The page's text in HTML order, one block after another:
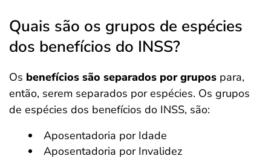
Quais são os grupos de espécies
dos benefícios do INSS?
Os benefícios são separados por grupos para,
então, serem separados por espécies. Os grupos
de espécies dos benefícios do INSS, são:
Aposentadoria por Idade
Aposentadoria por Invalidez